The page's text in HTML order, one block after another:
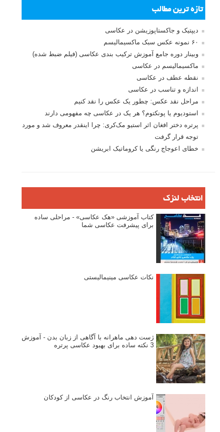
تازه ترین مطالب
دیپتیک و جاکستا‌پوزیشن در عکاسی
۶۰ نمونه عکس سبک ماکسیمالیسم
وبینار دوره جامع آموزش ترکیب بندی عکاسی (فیلم ضبط شده)
ماکسیمالیسم در عکاسی
نقطه عطف در عکاسی
اندازه و تناسب در عکاسی
مراحل نقد عکس: چطور یک عکس را نقد کنیم
استودیوم یا پونکتوم؟ هر یک در عکاسی چه مفهومی دارند
پرتره دختر افغان اثر استیو مک‌کری: چرا اینقدر معروف شد و مورد
توجه قرار گرفت
خطای اعوجاج رنگی یا کروماتیک ابریشن
انتخاب لنزک
کتاب آموزشی «هک عکاسی» - مراحلی ساده
برای پیشرفت عکاسی شما
نکات عکاسی مینیمالیستی
ژست دهی ماهرانه با آگاهی از زبان بدن - آموزش
3 نکته ساده برای بهبود عکاسی پرتره
آموزش انتخاب رنگ در عکاسی از کودکان